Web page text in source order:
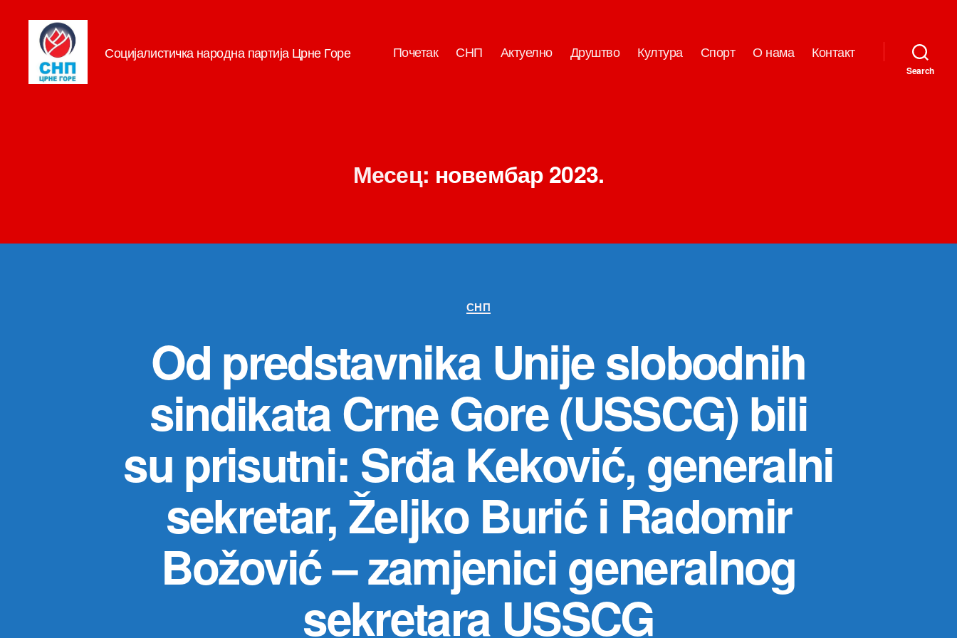
Социјалистичка народна партија Црне Горе Почетак СНП Актуелно Друштво Култура Спорт О нама Контакт
Search
Месец: новембар 2023.
Категорије
СНП
Od predstavnika Unije slobodnih
sindikata Crne Gore (USSCG) bili
su prisutni: Srđa Keković, generalni
sekretar, Željko Burić i Radomir
Božović – zamjenici generalnog
sekretara USSCG